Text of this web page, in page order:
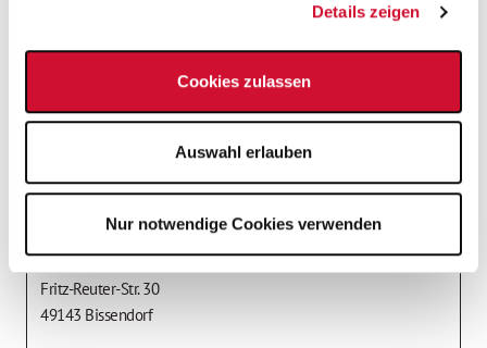
Details zeigen
Cookies zulassen
Auswahl erlauben
Nur notwendige Cookies verwenden
Vollzeit
Ansprechpartner*in
AWO Kita Bissendorf
Annika Tegeler-Akram
Fritz-Reuter-Str. 30
49143 Bissendorf